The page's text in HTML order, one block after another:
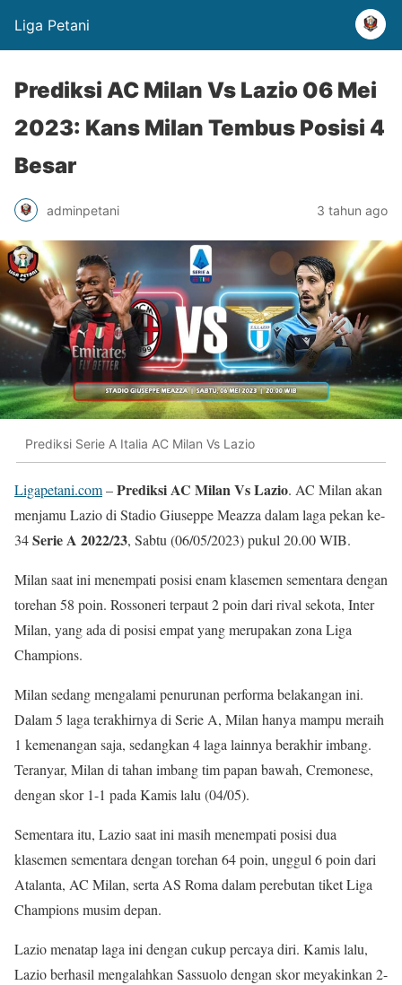
Liga Petani
Prediksi AC Milan Vs Lazio 06 Mei
2023: Kans Milan Tembus Posisi 4
Besar
adminpetani 3 tahun ago
Prediksi Serie A Italia AC Milan Vs Lazio
Ligapetani.com–Prediksi AC Milan Vs Lazio. AC Milan akan
menjamu Lazio di Stadio Giuseppe Meazza dalam laga pekan ke-
34Serie A 2022/23, Sabtu (06/05/2023) pukul 20.00 WIB.
Milan saat ini menempati posisi enam klasemen sementara dengan
torehan 58 poin. Rossoneri terpaut 2 poin dari rival sekota, Inter
Milan, yang ada di posisi empat yang merupakan zona Liga
Champions.
Milan sedang mengalami penurunan performa belakangan ini.
Dalam 5 laga terakhirnya di Serie A, Milan hanya mampu meraih
1 kemenangan saja, sedangkan 4 laga lainnya berakhir imbang.
Teranyar, Milan di tahan imbang tim papan bawah, Cremonese,
dengan skor 1-1 pada Kamis lalu (04/05).
Sementara itu, Lazio saat ini masih menempati posisi dua
klasemen sementara dengan torehan 64 poin, unggul 6 poin dari
Atalanta, AC Milan, serta AS Roma dalam perebutan tiket Liga
Champions musim depan.
Lazio menatap laga ini dengan cukup percaya diri. Kamis lalu,
Lazio berhasil mengalahkan Sassuolo dengan skor meyakinkan 2-